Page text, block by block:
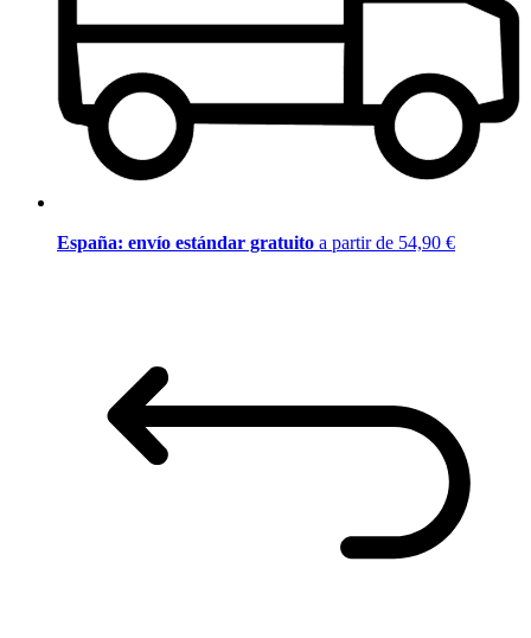
España: envío estándar gratuito a partir de 54,90 €